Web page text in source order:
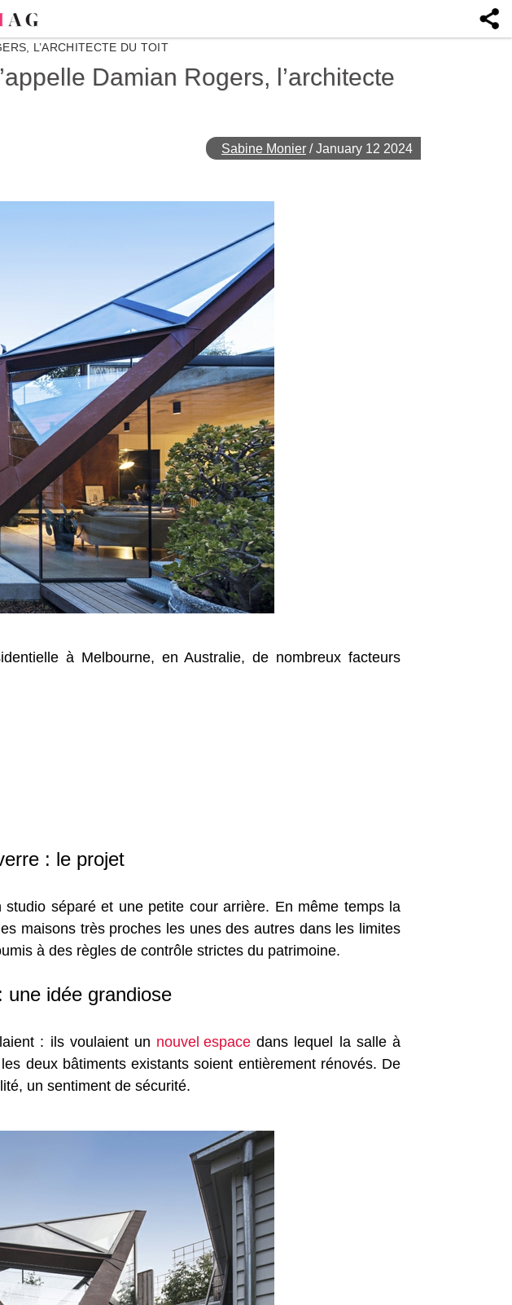
L’ARCHITECTE DU TOIT
Damian Rogers, l’architecte
Sabine Monier /January 12 2024
à Melbourne, en Australie, de nombreux facteurs
: le projet
séparé et une petite cour arrière. En même temps la
maisons très proches les unes des autres dans les limites
à des règles de contrôle strictes du patrimoine.
une idée grandiose
: ils voulaient un nouvel espace dans lequel la salle à
deux bâtiments existants soient entièrement rénovés. De
un sentiment de sécurité.